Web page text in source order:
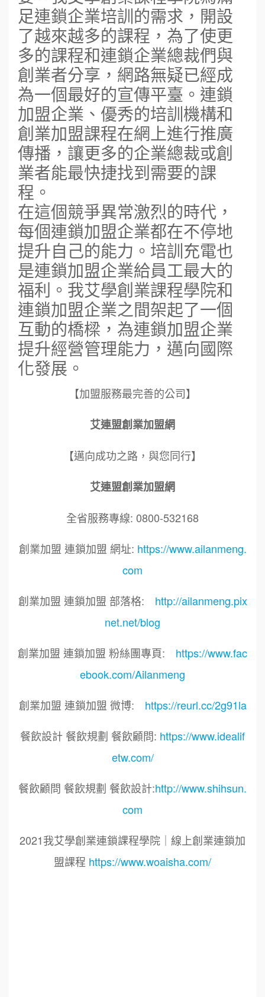
足連鎖企業培訓的需求，開設
了越來越多的課程，為了使更
多的課程和連鎖企業總裁們與
創業者分享，網路無疑已經成
為一個最好的宣傳平臺。連鎖
加盟企業、優秀的培訓機構和
創業加盟課程在網上進行推廣
傳播，讓更多的企業總裁或創
業者能最快捷找到需要的課
程。
在這個競爭異常激烈的時代，
每個連鎖加盟企業都在不停地
提升自己的能力。培訓充電也
是連鎖加盟企業給員工最大的
福利。我艾學創業課程學院和
連鎖加盟企業之間架起了一個
互動的橋樑，為連鎖加盟企業
提升經營管理能力，邁向國際
化發展。
【加盟服務最完善的公司】
艾連盟創業加盟網
【邁向成功之路，與您同行】
艾連盟創業加盟網
全省服務專線: 0800-532168
創業加盟 連鎖加盟 網址: https://www.ailanmeng.
com
創業加盟 連鎖加盟 部落格: http://ailanmeng.pix
net.net/blog
創業加盟 連鎖加盟 粉絲團專頁: https://www.fac
ebook.com/Ailanmeng
創業加盟 連鎖加盟 微博: https://reurl.cc/2g91la
餐飲設計 餐飲規劃 餐飲顧問: https://www.idealif
etw.com/
餐飲顧問 餐飲規劃 餐飲設計:http://www.shihsun.
com
2021我艾學創業連鎖課程學院｜線上創業連鎖加
盟課程 https://www.woaisha.com/